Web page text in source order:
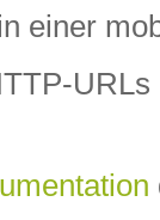
einer